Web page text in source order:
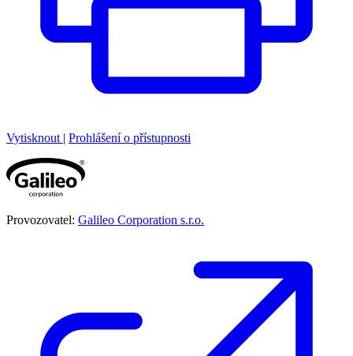
Vytisknout | Prohlášení o přístupnosti
Provozovatel: Galileo Corporation s.r.o.